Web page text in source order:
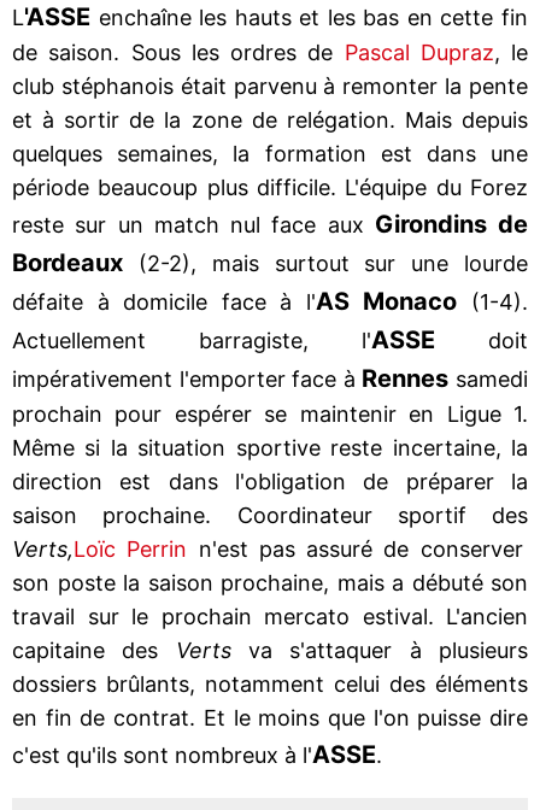
L'ASSE enchaîne les hauts et les bas en cette fin
de saison. Sous les ordres de Pascal Dupraz, le
club stéphanois était parvenu à remonter la pente
et à sortir de la zone de relégation. Mais depuis
quelques semaines, la formation est dans une
période beaucoup plus difficile. L'équipe du Forez
reste sur un match nul face aux Girondins de
Bordeaux (2-2), mais surtout sur une lourde
défaite à domicile face à l'AS Monaco (1-4).
Actuellement barragiste, l'ASSE doit
impérativement l'emporter face à Rennes samedi
prochain pour espérer se maintenir en Ligue 1.
Même si la situation sportive reste incertaine, la
direction est dans l'obligation de préparer la
saison prochaine. Coordinateur sportif des
Verts,Loïc Perrin n'est pas assuré de conserver
son poste la saison prochaine, mais a débuté son
travail sur le prochain mercato estival. L'ancien
capitaine des
Vertsva s'attaquer à plusieurs
dossiers brûlants, notamment celui des éléments
en fin de contrat. Et le moins que l'on puisse dire
c'est qu'ils sont nombreux à l'ASSE.